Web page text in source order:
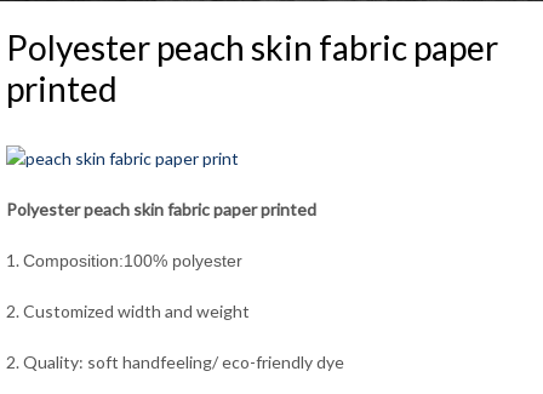
Polyester peach skin fabric paper
printed
Polyester peach skin fabric paper printed
1.Composition:100% polyester
2. Customized width and weight
2. Quality: soft handfeeling/ eco-friendly dye